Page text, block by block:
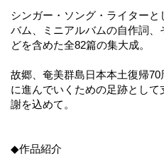
シンガー・ソング・ライター
バム、ミニアルバムの自作詞
どを含めた全82篇の集大成。
故郷、奄美群島日本本土復帰
に進んでいくための足跡とし
謝を込めて。
◆作品紹介